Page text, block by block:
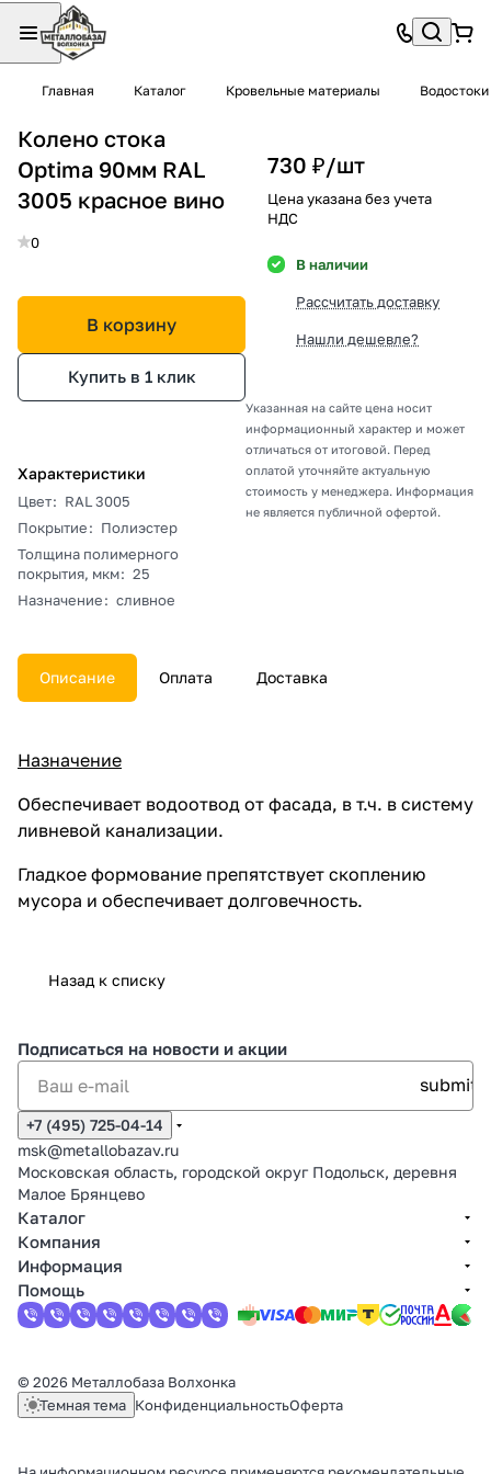
Главная Каталог Кровельные материалы Водостоки
Колено стока
Optima 90мм RAL
3005 красное вино
0
В корзину
Купить в 1 клик
Характеристики
Цвет: RAL 3005
Покрытие: Полиэстер
Толщина полимерного
покрытия, мкм: 25
Назначение: сливное
730 ₽/шт
Цена указана без учета
НДС
В наличии
Рассчитать доставку
Нашли дешевле?
Указанная на сайте цена носит
информационный характер и может
отличаться от итоговой. Перед
оплатой уточняйте актуальную
стоимость у менеджера. Информация
не является публичной офертой.
Описание Оплата Доставка
Назначение
Обеспечивает водоотвод от фасада, в т.ч. в систему
ливневой канализации.
Гладкое формование препятствует скоплению
мусора и обеспечивает долговечность.
Назад к списку
Подписаться на новости и акции
+7 (495) 725-04-14
msk@metallobazav.ru
Московская область, городской округ Подольск, деревня
Малое Брянцево
Каталог
Компания
Информация
Помощь
© 2026 Металлобаза Волхонка
Темная тема КонфиденциальностьОферта